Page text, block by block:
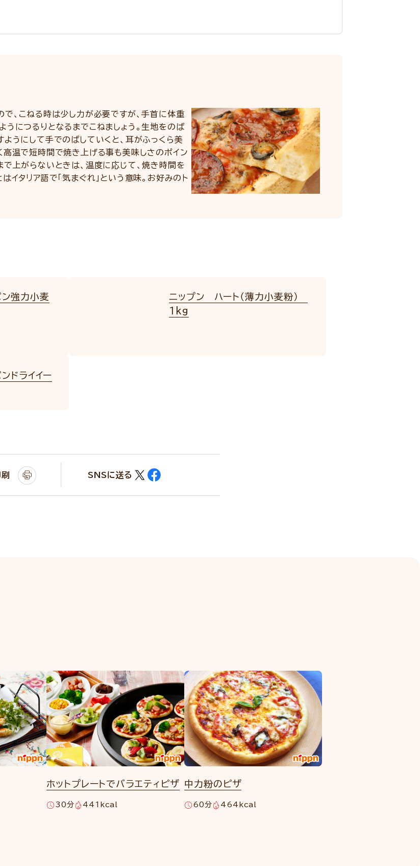
、こねる時は少し力が必要ですが、手首に体重
うにつるりとなるまでこねましょう。生地をのば
うにして手でのばしていくと、耳がふっくら美
高温で短時間で焼き上げる事も美味しさのポイン
で上がらないときは、温度に応じて、焼き時間を
イタリア語で「気まぐれ」という意味。お好みのト
強力小麦
ニップン ハート（薄力小麦粉）
1kg
ドライイー
SNSに送る
ホットプレートでバラエティピザ
30分 441kcal
中力粉のピザ
60分 464kcal